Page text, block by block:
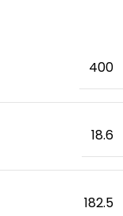
400
18.6
182.5